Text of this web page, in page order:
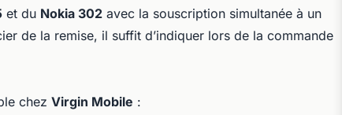
et du Nokia 302 avec la souscription simultanée à un
de la remise, il suffit d’indiquer lors de la commande
chez Virgin Mobile :